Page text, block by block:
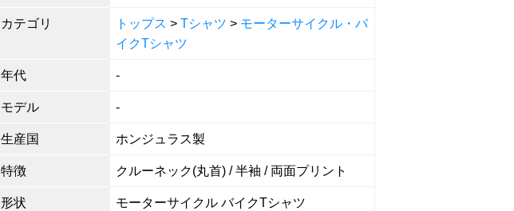
カテゴリ トップス > Tシャツ > モーターサイクル・バ
イクTシャツ
年代 -
モデル -
生産国 ホンジュラス製
特徴 クルーネック(丸首) / 半袖 / 両面プリント
形状 モーターサイクル バイクTシャツ